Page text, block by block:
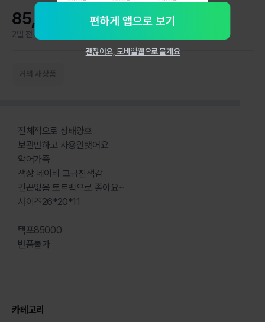
85,000원
2일 전
거의 새상품
전체적으로 상태양호
보관만하고 사용안햇어요
악어가죽
색상 네이비 고급진색감
긴끈없음 토트백으로 좋아요~
사이즈26*20*11
택포85000
반품불가
카테고리
괜찮아요, 모바일웹으로 볼게요